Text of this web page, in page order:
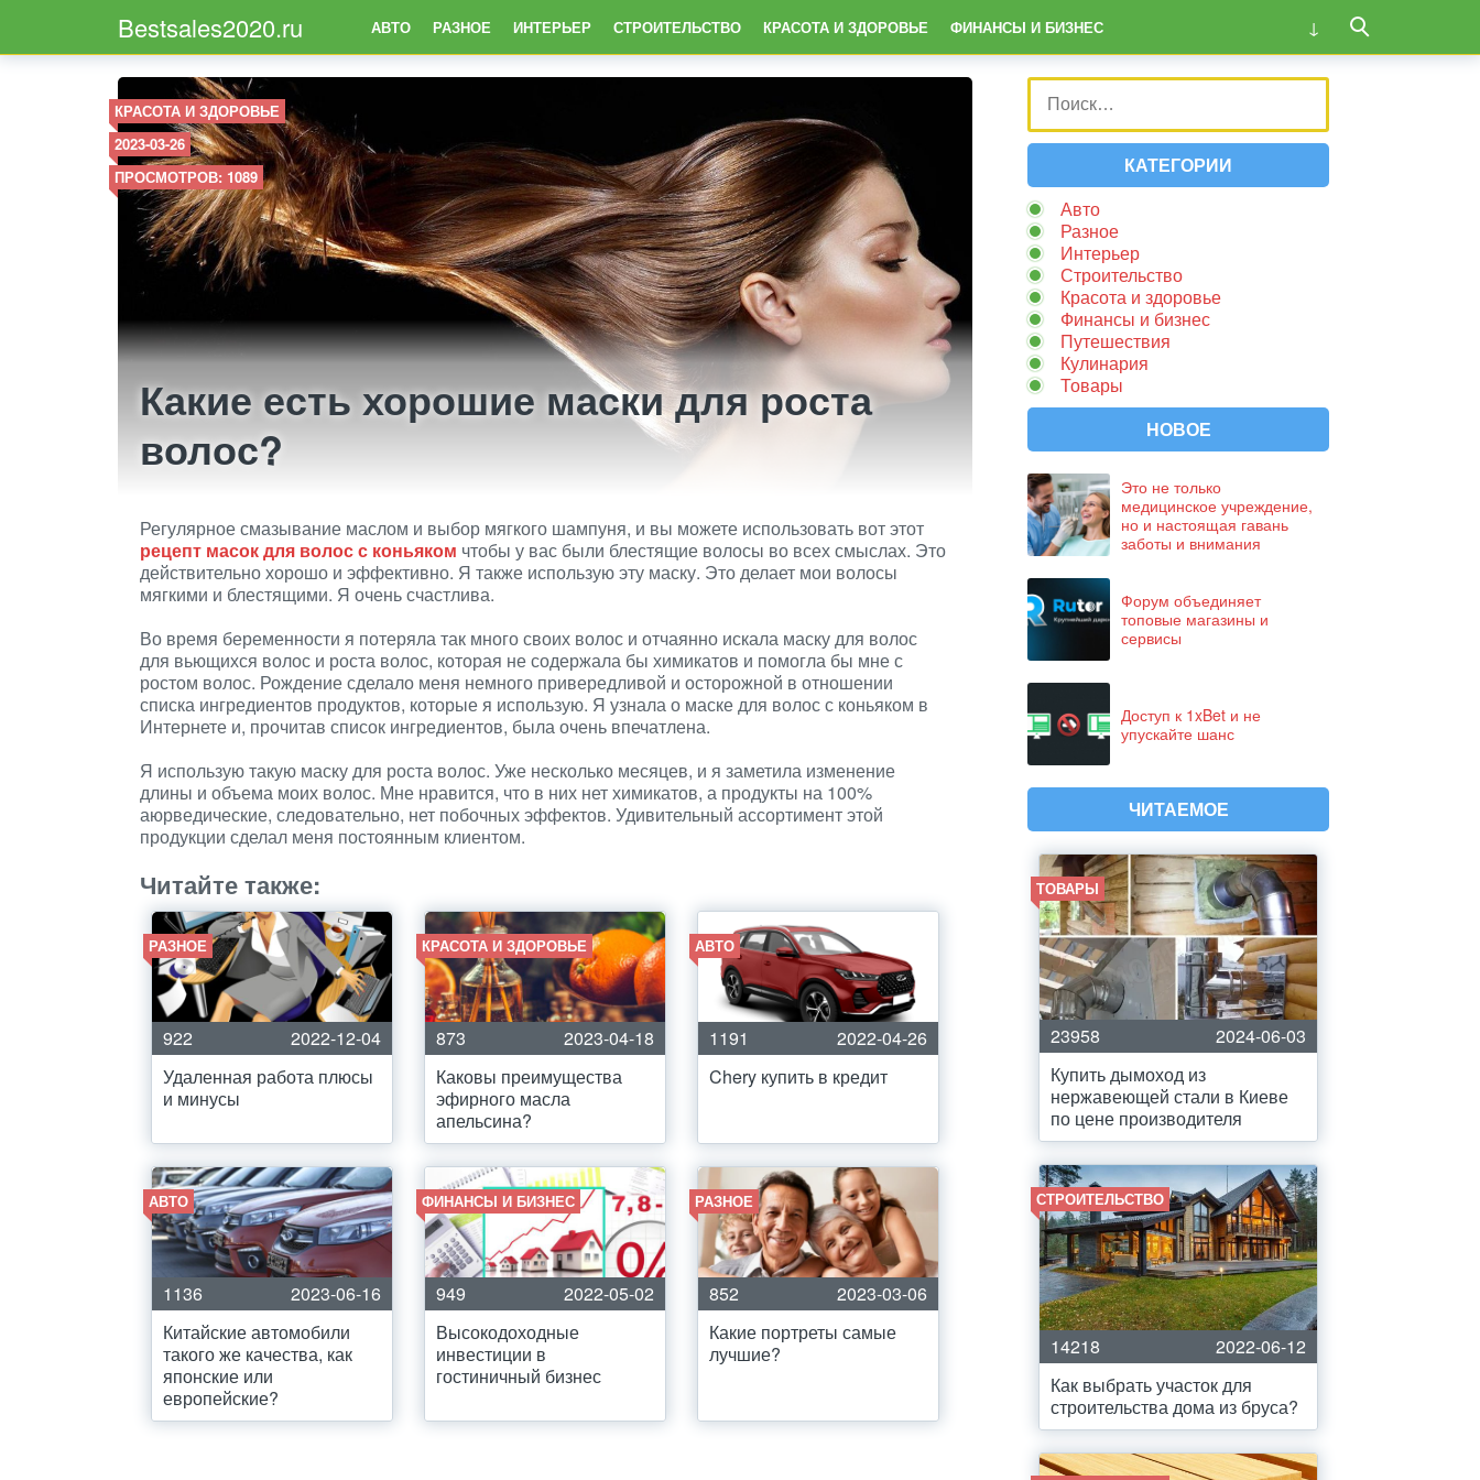
Bestsales2020.ru АВТО РАЗНОЕ ИНТЕРЬЕР СТРОИТЕЛЬСТВО КРАСОТА И ЗДОРОВЬЕ ФИНАНСЫ И БИЗНЕС
КРАСОТА И ЗДОРОВЬЕ
2023-03-26
ПРОСМОТРОВ: 1089
Какие есть хорошие маски для роста
волос?
Регулярное смазывание маслом и выбор мягкого шампуня, и вы можете использовать вот этот
рецепт масок для волос с коньяком чтобы у вас были блестящие волосы во всех смыслах. Это
действительно хорошо и эффективно. Я также использую эту маску. Это делает мои волосы
мягкими и блестящими. Я очень счастлива.
Во время беременности я потеряла так много своих волос и отчаянно искала маску для волос
для вьющихся волос и роста волос, которая не содержала бы химикатов и помогла бы мне с
ростом волос. Рождение сделало меня немного привередливой и осторожной в отношении
списка ингредиентов продуктов, которые я использую. Я узнала о маске для волос с коньяком в
Интернете и, прочитав список ингредиентов, была очень впечатлена.
Я использую такую маску для роста волос. Уже несколько месяцев, и я заметила изменение
длины и объема моих волос. Мне нравится, что в них нет химикатов, а продукты на 100%
аюрведические, следовательно, нет побочных эффектов. Удивительный ассортимент этой
продукции сделал меня постоянным клиентом.
Читайте также:
РАЗНОЕ
922
2022-12-04
Удаленная работа плюсы
и минусы
КРАСОТА И ЗДОРОВЬЕ
873
2023-04-18
Каковы преимущества
эфирного масла
апельсина?
АВТО
1191
2022-04-26
Chery купить в кредит
АВТО
1136
2023-06-16
Китайские автомобили
такого же качества, как
японские или
европейские?
ФИНАНСЫ И БИЗНЕС
949
2022-05-02
Высокодоходные
инвестиции в
гостиничный бизнес
РАЗНОЕ
852
2023-03-06
Какие портреты самые
лучшие?
КАТЕГОРИИ
Авто
Разное
Интерьер
Строительство
Красота и здоровье
Финансы и бизнес
Путешествия
Кулинария
Товары
НОВОЕ
Это не только
медицинское учреждение,
но и настоящая гавань
заботы и внимания
Форум объединяет
топовые магазины и
сервисы
Доступ к 1xBet и не
упускайте шанс
ЧИТАЕМОЕ
ТОВАРЫ
23958
2024-06-03
Купить дымоход из
нержавеющей стали в Киеве
по цене производителя
СТРОИТЕЛЬСТВО
14218
2022-06-12
Как выбрать участок для
строительства дома из бруса?